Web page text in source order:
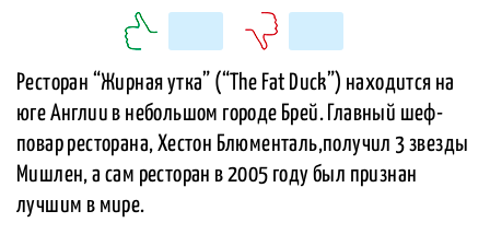
Ресторан “Жирная утка” (“The Fat Duck”) находится на
юге Англии в небольшом городе Брей. Главный шеф-
повар ресторана, Хестон Блюменталь,получил 3 звезды
Мишлен, а сам ресторан в 2005 году был признан
лучшим в мире.